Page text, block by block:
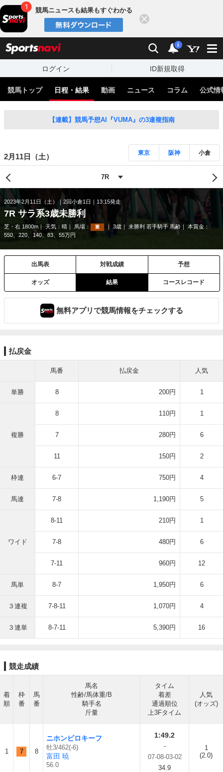
競馬ニュースも結果もすぐわかる
検索 通知
i
ログイン ID新規取得
競馬トップ 日程・結果 動画 ニュース コラム 公式情
【連載】競馬予想AI『VUMA』の3連複指南
2月11日（土） 東京 阪神 小倉
2023年2月11日（土） 2回小倉1日 13:15発走
7R サラ系3歳未勝利
芝・右 1800m 天気： 晴 馬場： 重 3歳 未勝利 若手騎手 馬齢
本賞金：
550、220、140、83、55万円
出馬表 対戦成績 予想
オッズ 結果 コースレコード
無料アプリで競馬情報をチェックする
払戻金
馬番 払戻金 人気
単勝 8 200円 1
複勝
8 110円 1
7 280円 6
11 150円 2
枠連 6-7 750円 4
馬連 7-8 1,190円 5
ワイド
8-11 210円 1
7-8 480円 6
7-11 960円 12
馬単 8-7 1,950円 6
３連複 7-8-11 1,070円 4
３連単 8-7-11 5,390円 16
競走成績
着
順
枠
番
馬
番
馬名
性齢/馬体重/B
騎手名
斤量
タイム
着差
通過順位
上3Fタイム
人気
(オッズ)
1 7 8
ニホンピロキーフ
牡3/462(-6)
富田 暁
56.0
1:49.2
-
07-08-03-02
34.9
1
(2.0)